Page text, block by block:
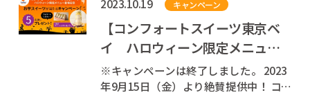
スイーツ東京ベイ」（千葉県浦安市）
は、2023年11月1日（水）から2024年
２月29日（木）までの期間、朝食にて
大人も子ども...
2023.10.19 キャンペーン
【コンフォートスイーツ東京ベ
イ ハロウィーン限定メニュー
登場記念】7層のスイートポテト
瓶パフェが当...
※キャンペーンは終了しました。 2023
年9月15日（金）より絶賛提供中！ コ